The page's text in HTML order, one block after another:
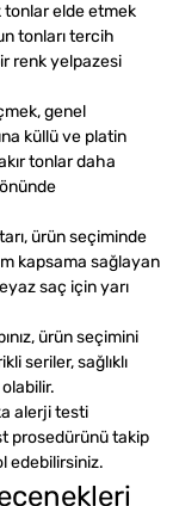
tonlar elde etmek
tonları tercih
renk yelpazesi
genel
küllü ve platin
tonlar daha
ürün seçiminde
kapsama sağlayan
saç için yarı
ürün seçimini
seriler, sağlıklı
alerji testi
prosedürünü takip
edebilirsiniz.